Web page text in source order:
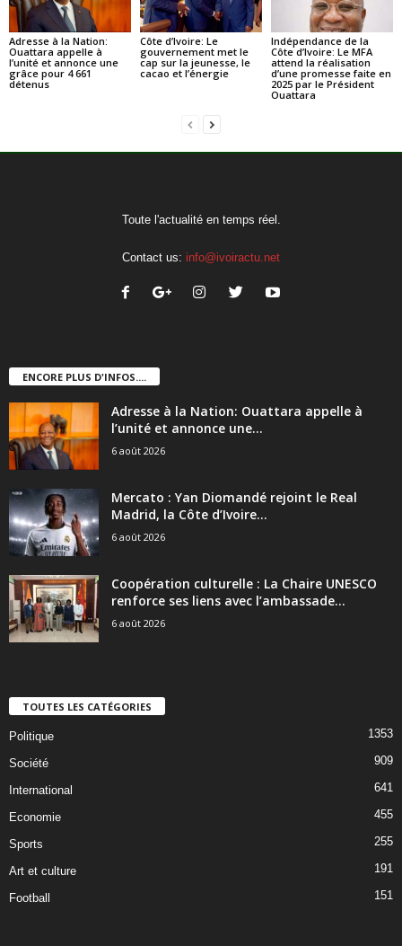
Adresse à la Nation:
Ouattara appelle à
l’unité et annonce une
grâce pour 4 661
détenus
Côte d’Ivoire: Le
gouvernement met le
cap sur la jeunesse, le
cacao et l’énergie
Indépendance de la
Côte d’Ivoire: Le MFA
attend la réalisation
d’une promesse faite en
2025 par le Président
Ouattara
Toute l'actualité en temps réel.
Contact us: info@ivoiractu.net
ENCORE PLUS D'INFOS....
Adresse à la Nation: Ouattara appelle à
l’unité et annonce une...
6 août 2026
Mercato : Yan Diomandé rejoint le Real
Madrid, la Côte d’Ivoire...
6 août 2026
Coopération culturelle : La Chaire UNESCO
renforce ses liens avec l’ambassade...
6 août 2026
TOUTES LES CATÉGORIES
Politique 1353
Société 909
International 641
Economie 455
Sports 255
Art et culture 191
Football 151